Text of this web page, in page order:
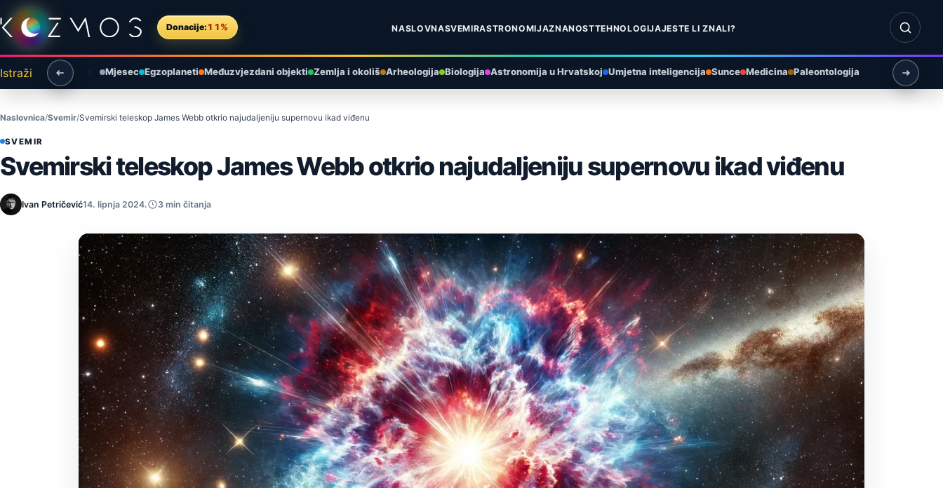
Preskoči na sadržaj
Donacije: 11% NASLOVNASVEMIRASTRONOMIJAZNANOSTTEHNOLOGIJAJESTE LI ZNALI?
Otvori
Istraži Mjesec Egzoplaneti Međuzvjezdani objekti Zemlja i okoliš Arheologija Biologija Astronomija u Hrvatskoj Umjetna inteligencija Sunce Medicina Paleontologija
Naslovnica Svemir Svemirski teleskop James Webb otkrio najudaljeniju supernovu ikad viđenu
SVEMIR
Svemirski teleskop James Webb otkrio najudaljeniju supernovu ikad viđenu
Ivan Petričević14. lipnja 2024. 3 min čitanja